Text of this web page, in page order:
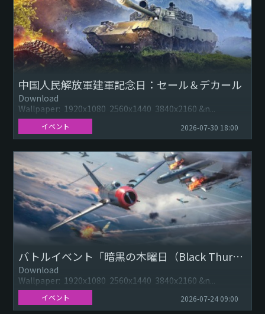
中国人民解放軍建軍記念日：セール＆デカール
Download
Wallpaper: 1920x1080 2560x1440 3840x2160 &n...
イベント 2026-07-30 18:00
バトルイベント「暗黒の木曜日（Black Thursday）」
Download
Wallpaper: 1920x1080 2560x1440 3840x2160 &n...
イベント 2026-07-24 09:00